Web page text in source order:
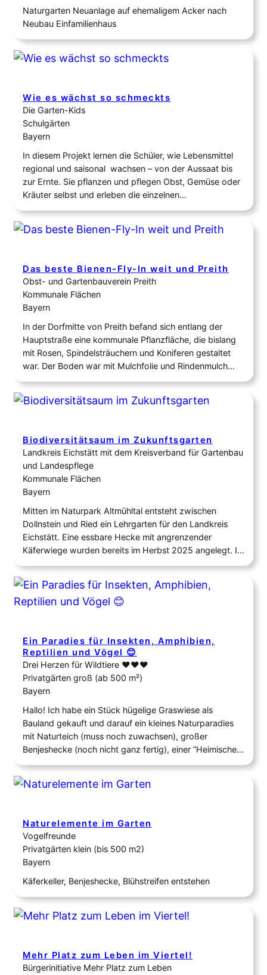
Naturgarten Neuanlage auf ehemaligem Acker nach
Neubau Einfamilienhaus
Wie es wächst so schmeckts
Die Garten-Kids
Schulgärten
Bayern
In diesem Projekt lernen die Schüler, wie Lebensmittel
regional und saisonal wachsen – von der Aussaat bis
zur Ernte. Sie pflanzen und pflegen Obst, Gemüse oder
Kräuter selbst und erleben die einzelnen
Wachstumsphasen hautnah. Durch das eigene Anbauen
und anschließende Probieren wird deutlich, wie frisch
geerntete Lebensmittel schmecken und wie viel Arbeit
Das beste Bienen-Fly-In weit und Preith
Obst- und Gartenbauverein Preith
Kommunale Flächen
Bayern
In der Dorfmitte von Preith befand sich entlang der
Hauptstraße eine kommunale Pflanzfläche, die bislang
mit Rosen, Spindelsträuchern und Koniferen gestaltet
war. Der Boden war mit Mulchfolie und Rindenmulch
abgedeckt. Für Insekten bot diese Bepflanzung nur ein
begrenztes Nahrungs- und Lebensraumangebot. Diese
bestehende, aber in die Jahre gekommene Pflanzung
Biodiversitätsaum im Zukunftsgarten
Landkreis Eichstätt mit dem Kreisverband für Gartenbau
und Landespflege
Kommunale Flächen
Bayern
Mitten im Naturpark Altmühltal entsteht zwischen
Dollnstein und Ried ein Lehrgarten für den Landkreis
Eichstätt. Eine essbare Hecke mit angrenzender
Käferwiege wurden bereits im Herbst 2025 angelegt. In
der Hecke befinden sich klimaangepasste Arten von
Maulbeere, Quitte und Mispel über verschiedene
Weißdorne und Aroniakreuzungen bis zu Granatäpfeln.
Am Rande der Hecke wurde mittels Totholzstämmen
Ein Paradies für Insekten, Amphibien,
Reptilien und Vögel 😊
Drei Herzen für Wildtiere ❤️❤️❤️
Privatgärten groß (ab 500 m²)
Bayern
Hallo! Ich habe ein Stück hügelige Graswiese als
Bauland gekauft und darauf ein kleines Naturparadies
mit Naturteich (muss noch zuwachsen), großer
Benjeshecke (noch nicht ganz fertig), einer “Heimischen
Hecke“ (muss noch wachsen) und einer bzw. zwei
Flächen voller heimischer Wildblumen, in der Form einer
Magerwiese, erschaffen. Besonders bei dem Bau der
Naturelemente im Garten
Vogelfreunde
Privatgärten klein (bis 500 m2)
Bayern
Käferkeller, Benjeshecke, Blühstreifen entstehen
Mehr Platz zum Leben im Viertel!
Bürgerinitiative Mehr Platz zum Leben